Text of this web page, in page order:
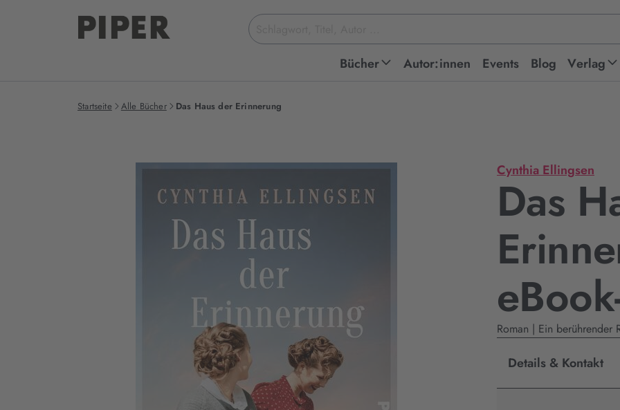
Suchbegriff
eingeben
Bücher Autor:innen Events Blog Verlag
Startseite Alle Bücher Das Haus der Erinnerung
Cynthia Ellingsen
Das
Roman | Ein berührender
Details & Kontakt